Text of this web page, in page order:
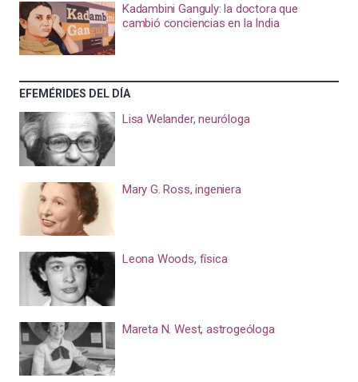
Kadambini Ganguly: la doctora que
cambió conciencias en la India
EFEMÉRIDES DEL DÍA
Lisa Welander, neuróloga
Mary G. Ross, ingeniera
Leona Woods, física
Mareta N. West, astrogeóloga